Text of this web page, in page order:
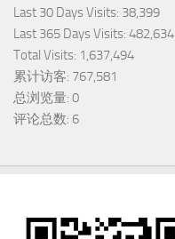
Last 30 Days Visits: 38,399
Last 365 Days Visits: 482,634
Total Visits: 1,637,494
累计访客: 767,581
总浏览量: 0
评论总数: 6